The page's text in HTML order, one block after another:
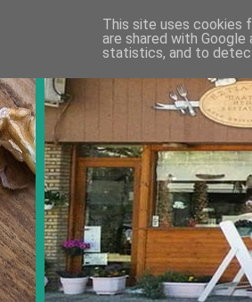
This site uses cookies
are shared with
statistics, and to